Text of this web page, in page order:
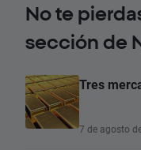
No te
sección de
Tres
7 de agosto